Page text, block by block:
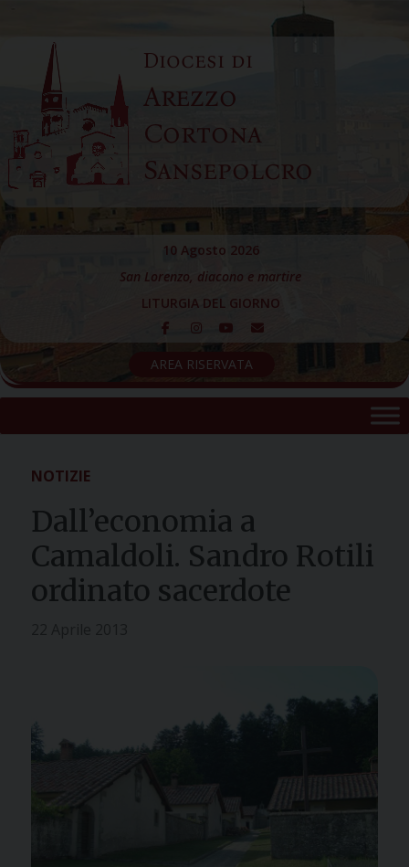
content
Diocesi di
Arezzo
Cortona
Sansepolcro
10 Agosto 2026
San Lorenzo, diacono e martire
LITURGIA DEL GIORNO
AREA RISERVATA
NOTIZIE
Dall’economia a
Camaldoli. Sandro Rotili
ordinato sacerdote